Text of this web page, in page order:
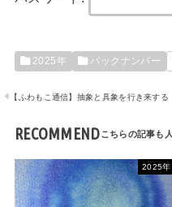
2025年 バックナンバー
【ふわもこ通信】抽象と具象を行き来する
RECOMMEND
2025年